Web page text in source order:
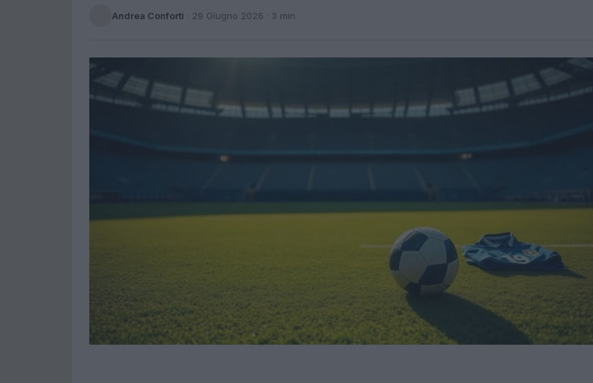
Andrea Conforti · 29 Giugno 2026 · 3 min